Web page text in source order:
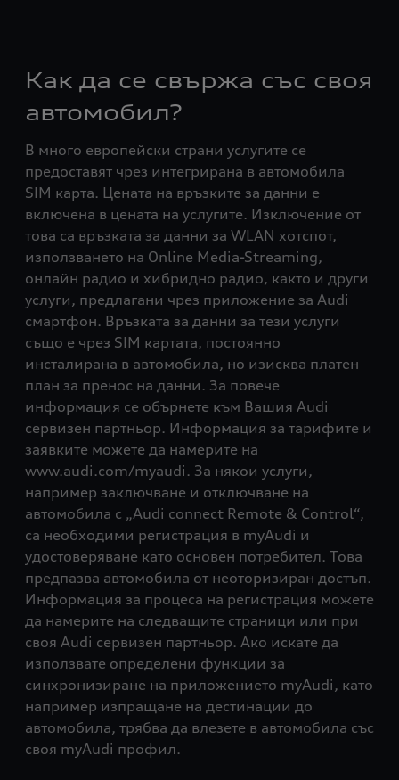
Как да се свържа със своя
автомобил?
В много европейски страни услугите се
предоставят чрез интегрирана в автомобила
SIM карта. Цената на връзките за данни е
включена в цената на услугите. Изключение от
това са връзката за данни за WLAN хотспот,
използването на Online Media-Streaming,
онлайн радио и хибридно радио, както и други
услуги, предлагани чрез приложение за Audi
смартфон. Връзката за данни за тези услуги
също е чрез SIM картата, постоянно
инсталирана в автомобила, но изисква платен
план за пренос на данни. За повече
информация се обърнете към Вашия Audi
сервизен партньор. Информация за тарифите и
заявките можете да намерите на
www.audi.com/myaudi. За някои услуги,
например заключване и отключване на
автомобила с „Audi connect Remote & Control“,
са необходими регистрация в myAudi и
удостоверяване като основен потребител. Това
предпазва автомобила от неоторизиран достъп.
Информация за процеса на регистрация можете
да намерите на следващите страници или при
своя Audi сервизен партньор. Ако искате да
използвате определени функции за
синхронизиране на приложението myAudi, като
например изпращане на дестинации до
автомобила, трябва да влезете в автомобила със
своя myAudi профил.